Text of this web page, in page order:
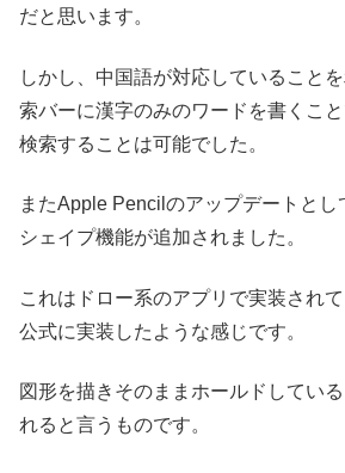
だと思います。
しかし、中国語が対応していること
索バーに漢字のみのワードを書くこ
検索することは可能でした。
またApple Pencilのアップデートとし
シェイプ機能が追加されました。
これはドロー系のアプリで実装され
公式に実装したような感じです。
図形を描きそのままホールドしてい
れると言うものです。